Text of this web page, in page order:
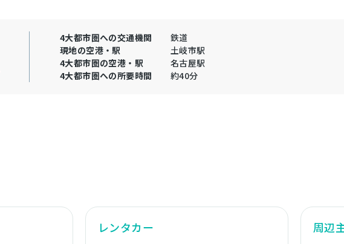
4大都市圏への交通機関
鉄道
現地の空港・駅
土岐市駅
4大都市圏の空港・駅
名古屋駅
4大都市圏への所要時間
約40分
レンタカー 周辺